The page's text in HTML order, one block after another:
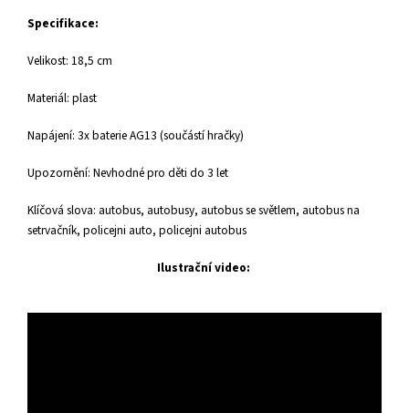
Specifikace:
Velikost: 18,5 cm
Materiál: plast
Napájení: 3x baterie AG13 (součástí hračky)
Upozornění: Nevhodné pro děti do 3 let
Klíčová slova: autobus, autobusy, autobus se světlem, autobus na
setrvačník, policejni auto, policejni autobus
Ilustrační video: